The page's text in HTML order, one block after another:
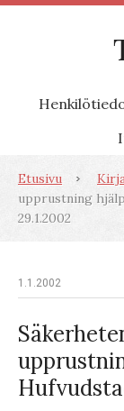
Etusivu
upprustning
29.1.2002
1.1.2002